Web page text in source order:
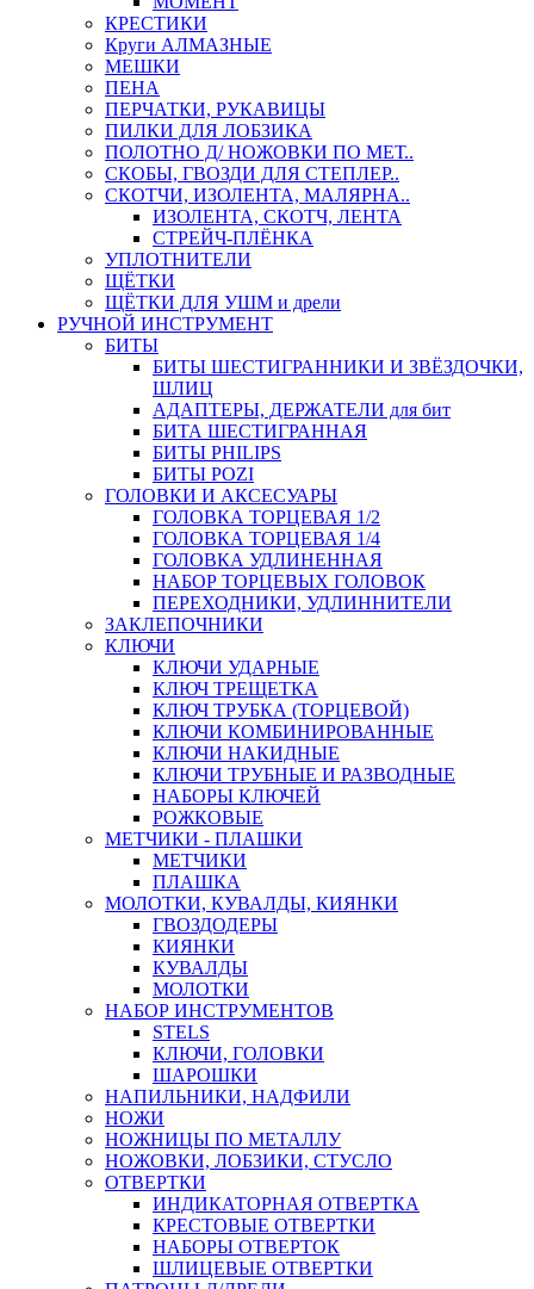
КРЕСТИКИ
Круги АЛМАЗНЫЕ
МЕШКИ
ПЕНА
ПЕРЧАТКИ, РУКАВИЦЫ
ПИЛКИ ДЛЯ ЛОБЗИКА
ПОЛОТНО Д/ НОЖОВКИ ПО МЕТ..
СКОБЫ, ГВОЗДИ ДЛЯ СТЕПЛЕР..
СКОТЧИ, ИЗОЛЕНТА, МАЛЯРНА..
ИЗОЛЕНТА, СКОТЧ, ЛЕНТА
СТРЕЙЧ-ПЛЁНКА
УПЛОТНИТЕЛИ
ЩЁТКИ
ЩЁТКИ ДЛЯ УШМ и дрели
РУЧНОЙ ИНСТРУМЕНТ
БИТЫ
БИТЫ ШЕСТИГРАННИКИ И ЗВЁЗДОЧКИ,
ШЛИЦ
АДАПТЕРЫ, ДЕРЖАТЕЛИ для бит
БИТА ШЕСТИГРАННАЯ
БИТЫ PHILIPS
БИТЫ POZI
ГОЛОВКИ И АКСЕСУАРЫ
ГОЛОВКА ТОРЦЕВАЯ 1/2
ГОЛОВКА ТОРЦЕВАЯ 1/4
ГОЛОВКА УДЛИНЕННАЯ
НАБОР ТОРЦЕВЫХ ГОЛОВОК
ПЕРЕХОДНИКИ, УДЛИННИТЕЛИ
ЗАКЛЕПОЧНИКИ
КЛЮЧИ
КЛЮЧИ УДАРНЫЕ
КЛЮЧ ТРЕЩЕТКА
КЛЮЧ ТРУБКА (ТОРЦЕВОЙ)
КЛЮЧИ КОМБИНИРОВАННЫЕ
КЛЮЧИ НАКИДНЫЕ
КЛЮЧИ ТРУБНЫЕ И РАЗВОДНЫЕ
НАБОРЫ КЛЮЧЕЙ
РОЖКОВЫЕ
МЕТЧИКИ - ПЛАШКИ
МЕТЧИКИ
ПЛАШКА
МОЛОТКИ, КУВАЛДЫ, КИЯНКИ
ГВОЗДОДЕРЫ
КИЯНКИ
КУВАЛДЫ
МОЛОТКИ
НАБОР ИНСТРУМЕНТОВ
STELS
КЛЮЧИ, ГОЛОВКИ
ШАРОШКИ
НАПИЛЬНИКИ, НАДФИЛИ
НОЖИ
НОЖНИЦЫ ПО МЕТАЛЛУ
НОЖОВКИ, ЛОБЗИКИ, СТУСЛО
ОТВЕРТКИ
ИНДИКАТОРНАЯ ОТВЕРТКА
КРЕСТОВЫЕ ОТВЕРТКИ
НАБОРЫ ОТВЕРТОК
ШЛИЦЕВЫЕ ОТВЕРТКИ